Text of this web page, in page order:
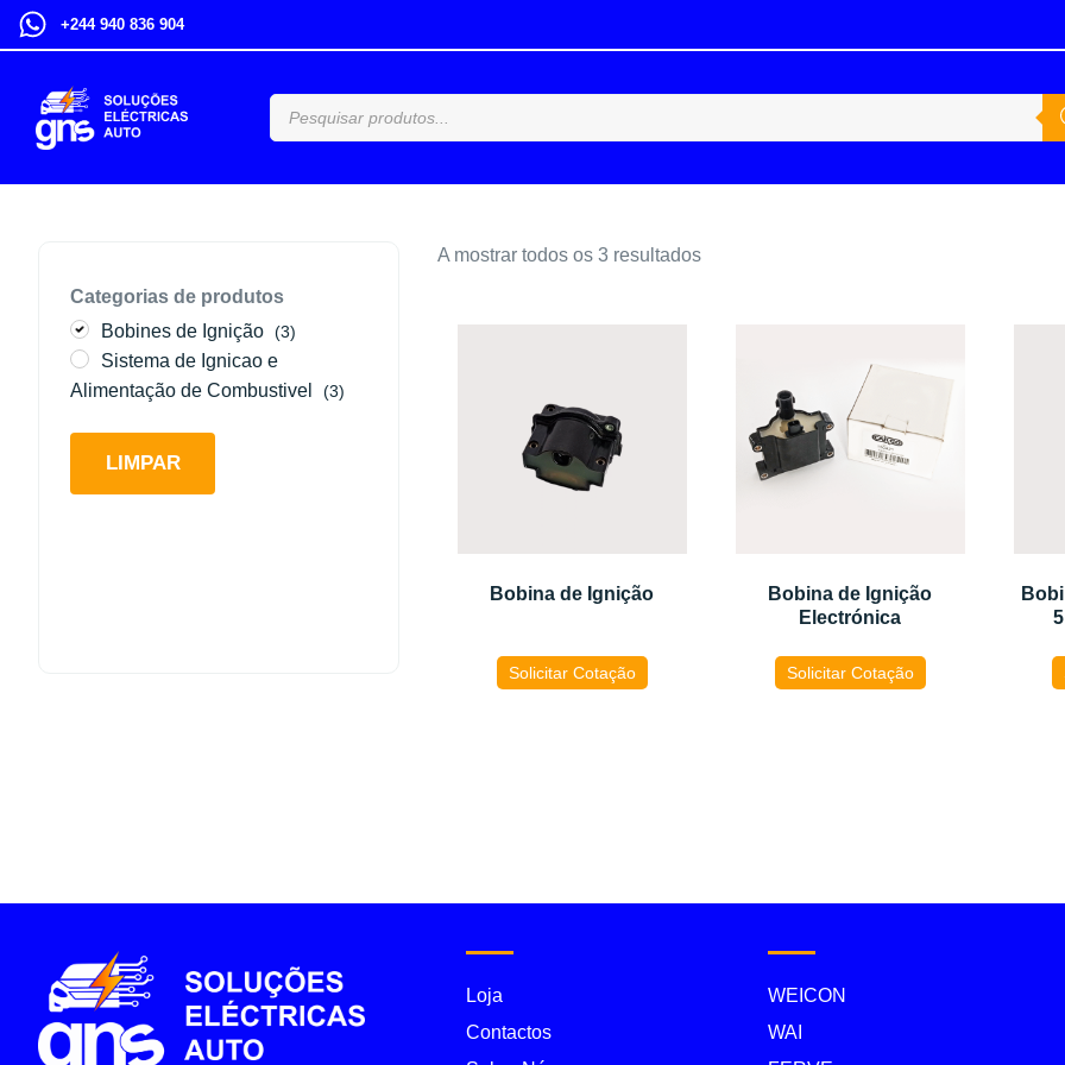
+244 940 836 904
Categorias de produtos
Bobines de Ignição (3)
Sistema de Ignicao e
Alimentação de Combustivel
(3)
LIMPAR
A mostrar todos os 3 resultados
Bobina de Ignição
Solicitar Cotação
Bobina de Ignição
Electrónica
Solicitar Cotação
Loja
Contactos
WEICON
WAI